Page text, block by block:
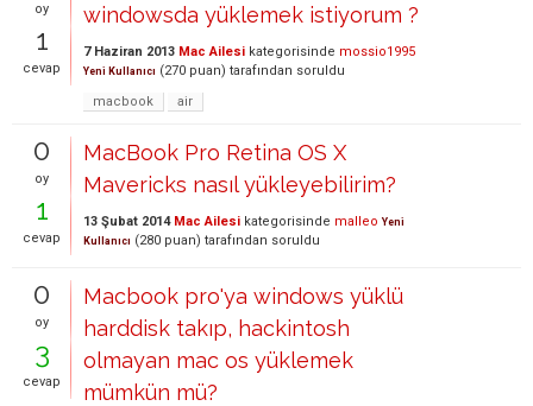
oy
1
cevap
windowsda yüklemek istiyorum ?
7 Haziran 2013 Mac Ailesi kategorisinde mossio1995
Yeni Kullanıcı (270 puan) tarafından soruldu
macbook
air
0
oy
1
cevap
MacBook Pro Retina OS X
Mavericks nasıl yükleyebilirim?
13 Şubat 2014 Mac Ailesi kategorisinde malleo Yeni
Kullanıcı (280 puan) tarafından soruldu
0
oy
3
cevap
Macbook pro'ya windows yüklü
harddisk takıp, hackintosh
olmayan mac os yüklemek
mümkün mü?